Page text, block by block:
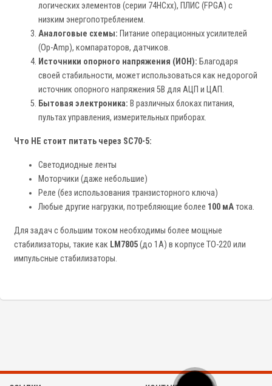
логических элементов (серии 74HCxx), ПЛИС (FPGA) с
низким энергопотреблением.
Аналоговые схемы: Питание операционных усилителей
(Op-Amp), компараторов, датчиков.
Источники опорного напряжения (ИОН): Благодаря
своей стабильности, может использоваться как недорогой
источник опорного напряжения 5В для АЦП и ЦАП.
Бытовая электроника: В различных блоках питания,
пультах управления, измерительных приборах.
Что НЕ стоит питать через SC70-5:
Светодиодные ленты
Моторчики (даже небольшие)
Реле (без использования транзисторного ключа)
Любые другие нагрузки, потребляющие более 100 мАтока.
Для задач с большим током необходимы более мощные
стабилизаторы, такие как LM7805(до 1А) в корпусе TO-220 или
импульсные стабилизаторы.